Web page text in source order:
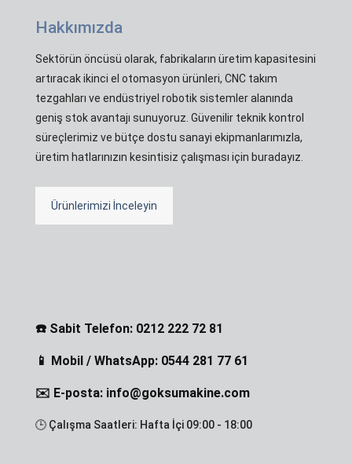
Hakkımızda
Sektörün öncüsü olarak, fabrikaların üretim kapasitesini
artıracak ikinci el otomasyon ürünleri, CNC takım
tezgahları ve endüstriyel robotik sistemler alanında
geniş stok avantajı sunuyoruz. Güvenilir teknik kontrol
süreçlerimiz ve bütçe dostu sanayi ekipmanlarımızla,
üretim hatlarınızın kesintisiz çalışması için buradayız.
Ürünlerimizi İnceleyin
☎️ Sabit Telefon: 0212 222 72 81
📱 Mobil / WhatsApp: 0544 281 77 61
✉️ E-posta: info@goksumakine.com
🕒 Çalışma Saatleri: Hafta İçi 09:00 - 18:00